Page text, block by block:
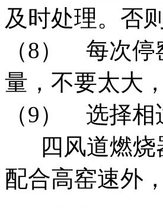
及时处理。否
（8） 每次停
量，不要太大
（9） 选择相
四风道燃烧
配合高窑速外